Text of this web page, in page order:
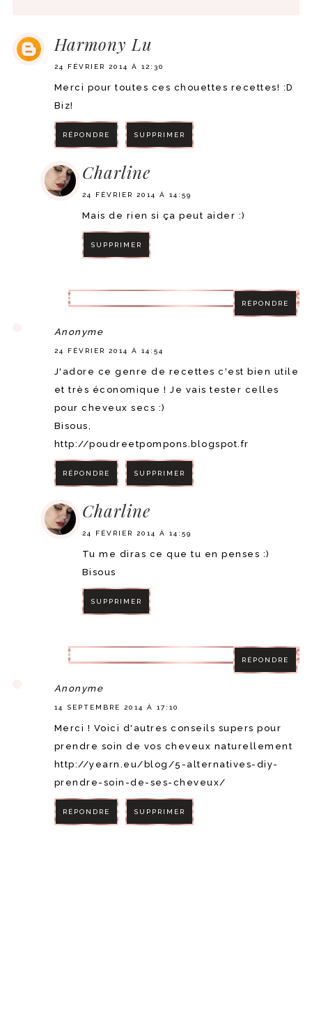
Harmony Lu
24 FÉVRIER 2014 À 12:30
Merci pour toutes ces chouettes recettes! :D
Biz!
RÉPONDRE SUPPRIMER
Charline
24 FÉVRIER 2014 À 14:59
Mais de rien si ça peut aider :)
SUPPRIMER
RÉPONDRE
Anonyme
24 FÉVRIER 2014 À 14:54
J'adore ce genre de recettes c'est bien utile
et très économique ! Je vais tester celles
pour cheveux secs :)
Bisous,
http://poudreetpompons.blogspot.fr
RÉPONDRE SUPPRIMER
Charline
24 FÉVRIER 2014 À 14:59
Tu me diras ce que tu en penses :)
Bisous
SUPPRIMER
RÉPONDRE
Anonyme
14 SEPTEMBRE 2014 À 17:10
Merci ! Voici d'autres conseils supers pour
prendre soin de vos cheveux naturellement
http://yearn.eu/blog/5-alternatives-diy-
prendre-soin-de-ses-cheveux/
RÉPONDRE SUPPRIMER